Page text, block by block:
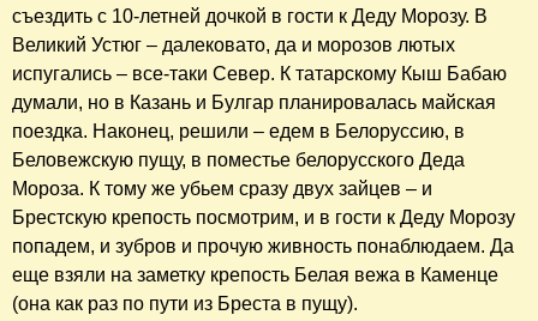
съездить с 10-летней дочкой в гости к Деду Морозу. В
Великий Устюг – далековато, да и морозов лютых
испугались – все-таки Север. К татарскому Кыш Бабаю
думали, но в Казань и Булгар планировалась майская
поездка. Наконец, решили – едем в Белоруссию, в
Беловежскую пущу, в поместье белорусского Деда
Мороза. К тому же убьем сразу двух зайцев – и
Брестскую крепость посмотрим, и в гости к Деду Морозу
попадем, и зубров и прочую живность понаблюдаем. Да
еще взяли на заметку крепость Белая вежа в Каменце
(она как раз по пути из Бреста в пущу).